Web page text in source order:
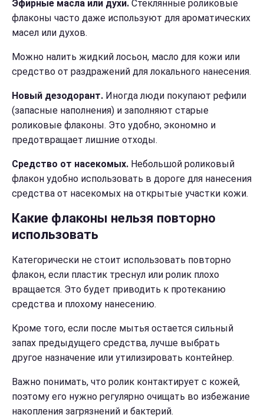
Эфирные масла или духи. Стеклянные роликовые
флаконы часто даже используют для ароматических
масел или духов.
Можно налить жидкий лосьон, масло для кожи или
средство от раздражений для локального нанесения.
Новый дезодорант. Иногда люди покупают рефили
(запасные наполнения) и заполняют старые
роликовые флаконы. Это удобно, экономно и
предотвращает лишние отходы.
Средство от насекомых. Небольшой роликовый
флакон удобно использовать в дороге для нанесения
средства от насекомых на открытые участки кожи.
Какие флаконы нельзя повторно
использовать
Категорически не стоит использовать повторно
флакон, если пластик треснул или ролик плохо
вращается. Это будет приводить к протеканию
средства и плохому нанесению.
Кроме того, если после мытья остается сильный
запах предыдущего средства, лучше выбрать
другое назначение или утилизировать контейнер.
Важно понимать, что ролик контактирует с кожей,
поэтому его нужно регулярно очищать во избежание
накопления загрязнений и бактерий.